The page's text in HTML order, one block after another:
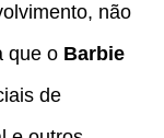
não
que o Barbie
de